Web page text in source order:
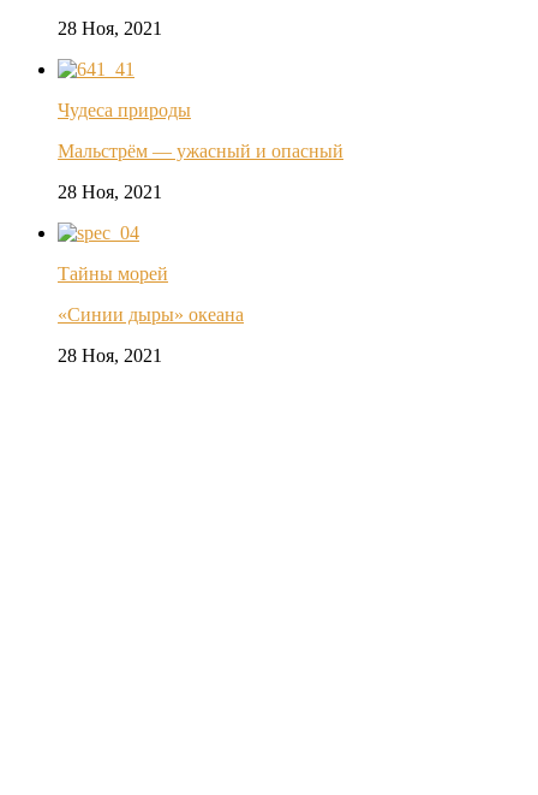
28 Ноя, 2021
Чудеса природы
Мальстрём — ужасный и опасный
28 Ноя, 2021
Тайны морей
«Синии дыры» океана
28 Ноя, 2021